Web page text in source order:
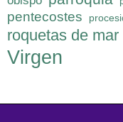
pentecostes
roquetas de mar
Virgen